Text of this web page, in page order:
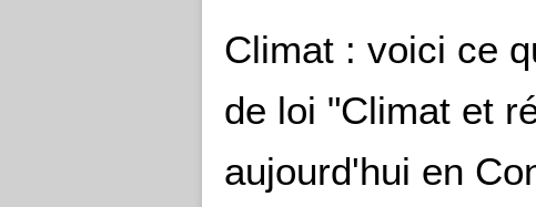
Climat : voici ce
de loi "Climat et
aujourd'hui en